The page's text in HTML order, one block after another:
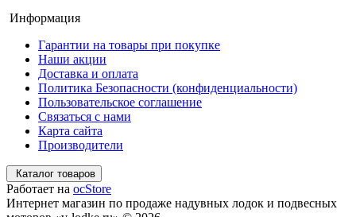
Информация
Гарантии на товары при покупке
Наши акции
Доставка и оплата
Политика Безопасности (конфиденциальности)
Пользовательское соглашение
Связаться с нами
Карта сайта
Производители
Каталог товаров
Работает на ocStore
Интернет магазин по продаже надувных лодок и подвесных